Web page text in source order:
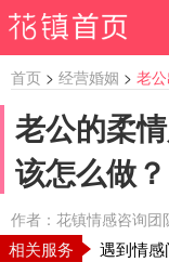
首页 > 经营婚姻 > 老
老公的柔
该怎么做？
作者：花镇情感咨询团
相关服务 遇到情